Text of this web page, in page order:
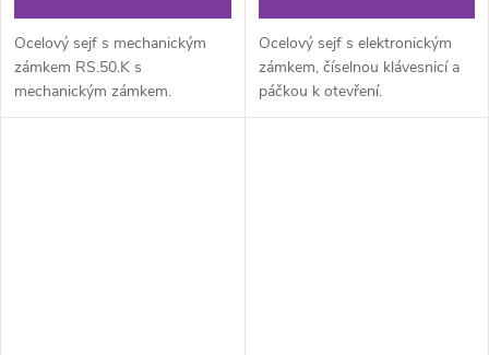
Ocelový sejf s mechanickým
zámkem RS.50.K s
mechanickým zámkem.
Prostorný a bezpečný sejf pro
Ocelový sejf s elektronickým
zámkem, číselnou klávesnicí a
páčkou k otevření.